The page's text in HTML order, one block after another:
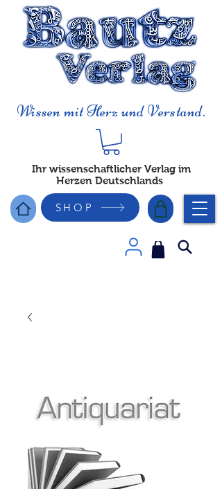
Wissen mit Herz und Verstand.
Ihr wissenschaftlicher Verlag im
Herzen Deutschlands
SHOP